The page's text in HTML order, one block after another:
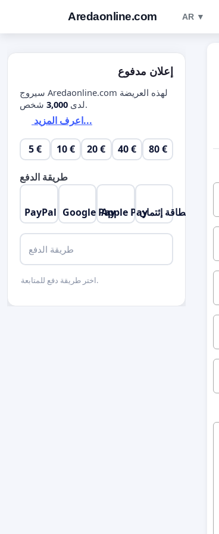
Aredaonline.com AR ▼
إعلان مدفوع
سيروج Aredaonline.com لهذه العريضة
لدى 3,000 شخص.
اعرف المزيد...
5 € 10 € 20 € 40 € 80 €
طريقة الدفع
PayPal Google PayApple Payبطاقة إئتمان
طريقة الدفع
اختر طريقة دفع للمتابعة.